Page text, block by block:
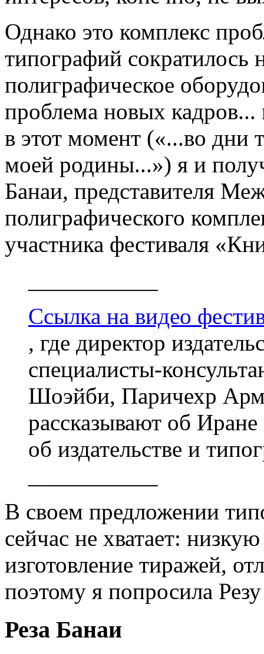
Однако это комплекс
типографий сократилось
полиграфическое
проблема новых
в этот момент («...во дни
моей родины...») я и
Банаи, представителя
полиграфического
участника фестиваля
Ссылка на видео
, где директор
специалисты-
Шоэйби, Паричехр
рассказывают об
об издательстве и
В своем предложении
сейчас не хватает:
изготовление тиражей,
поэтому я попросила
Реза Банаи